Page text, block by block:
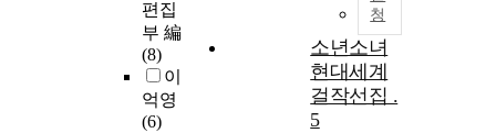
편집
부 編
(8)
이
억영
(6)
청
소년소녀
현대세계
걸작선집 .
5